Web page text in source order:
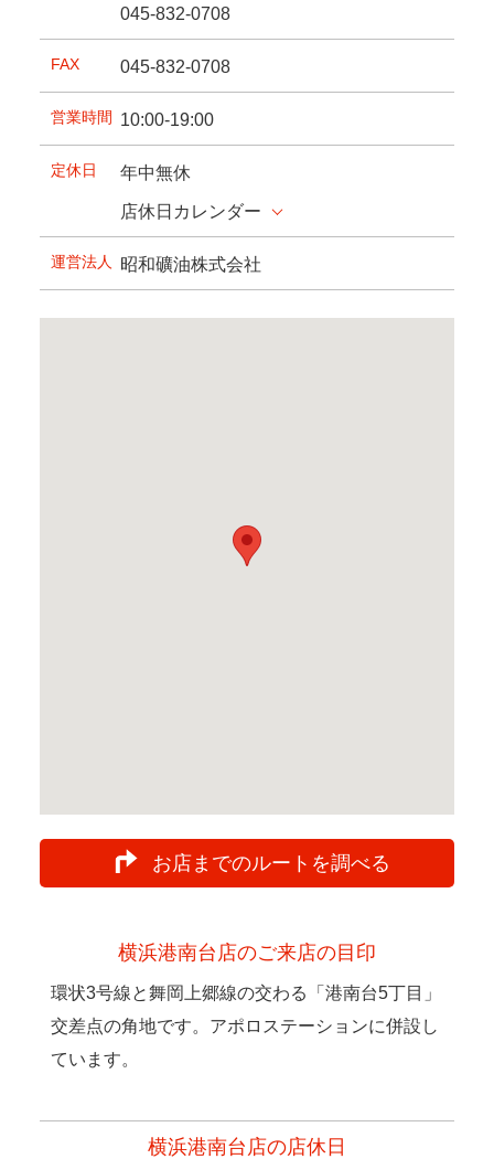
045-832-0708
FAX 045-832-0708
営業時間 10:00-19:00
定休日 年中無休
店休日カレンダー
運営法人 昭和礦油株式会社
お店までのルートを調べる
横浜港南台店のご来店の目印
環状3号線と舞岡上郷線の交わる「港南台5丁目」
交差点の角地です。アポロステーションに併設し
ています。
横浜港南台店の店休日